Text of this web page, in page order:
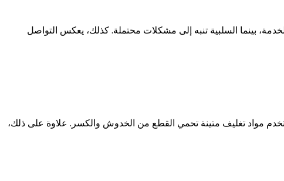
بينما السلبية تنبه إلى مشكلات محتملة. كذلك، يعكس التواصل
مواد تغليف متينة تحمي القطع من الخدوش والكسر. علاوة على ذلك،